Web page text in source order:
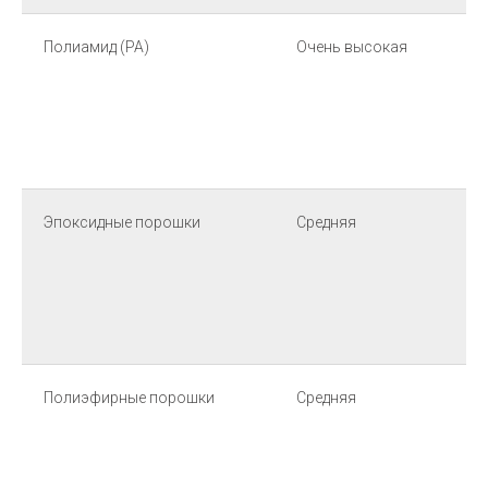
Полиамид (PA) Очень высокая
Эпоксидные порошки Средняя
Полиэфирные порошки Средняя